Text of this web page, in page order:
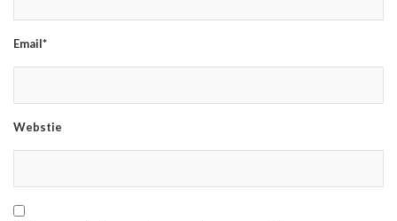
Email*
Webstie